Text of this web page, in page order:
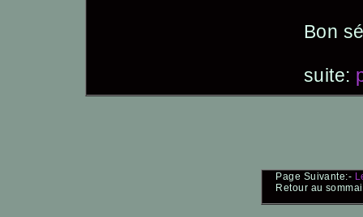
Bon
suite:
Page Suivante:-
Retour au